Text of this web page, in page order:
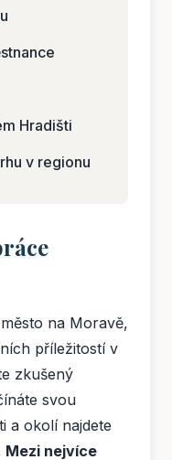
Hradišti
v regionu
na Moravě,
příležitostí v
zkušený
svou
a okolí najdete
Mezi nejvíce